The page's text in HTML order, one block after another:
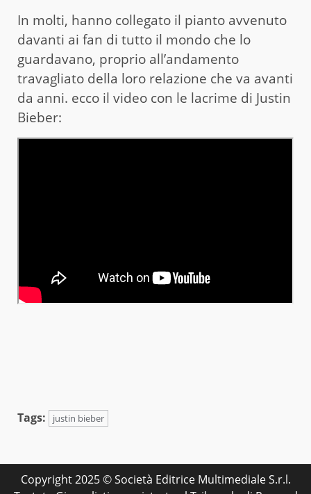
In molti, hanno collegato il pianto avvenuto
davanti ai fan di tutto il mondo che lo
guardavano, proprio all’andamento
travagliato della loro relazione che va avanti
da anni. ecco il video con le lacrime di Justin
Bieber:
Tags: justin bieber
Copyright 2025 © Società Editrice Multimediale S.r.l.